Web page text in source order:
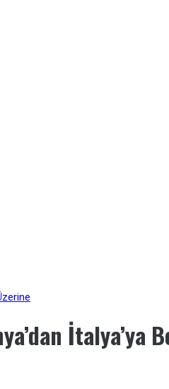
İtalya’ya